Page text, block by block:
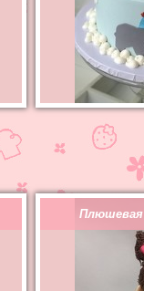
Плюшевая